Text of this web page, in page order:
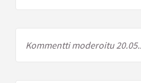
Kommentti moderoitu